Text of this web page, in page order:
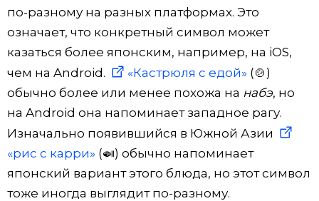
по-разному на разных платформах. Это
означает, что конкретный символ может
казаться более японским, например, на iOS,
чем на Android.
«Кастрюля с едой» (🍲)
обычно более или менее похожа на набэ, но
на Android она напоминает западное рагу.
Изначально появившийся в Южной Азии
«рис с карри» (🍛) обычно напоминает
японский вариант этого блюда, но этот символ
тоже иногда выглядит по-разному.